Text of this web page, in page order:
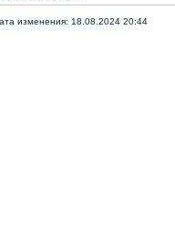
изменения: 18.08.2024 20:44